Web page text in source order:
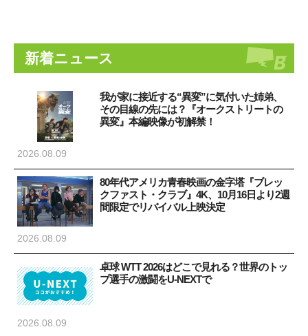
新着ニュース
我が家に接近する“異変”に気付いた姉弟、
その目線の先には？『オークストリートの
異変』本編映像が初解禁！
2026.08.09
80年代アメリカ青春映画の金字塔『ブレッ
クファスト・クラブ』4K、10月16日より2週
間限定でリバイバル上映決定
2026.08.09
卓球 WTT 2026はどこで見れる？世界のトッ
プ選手の激闘をU-NEXTで
2026.08.09